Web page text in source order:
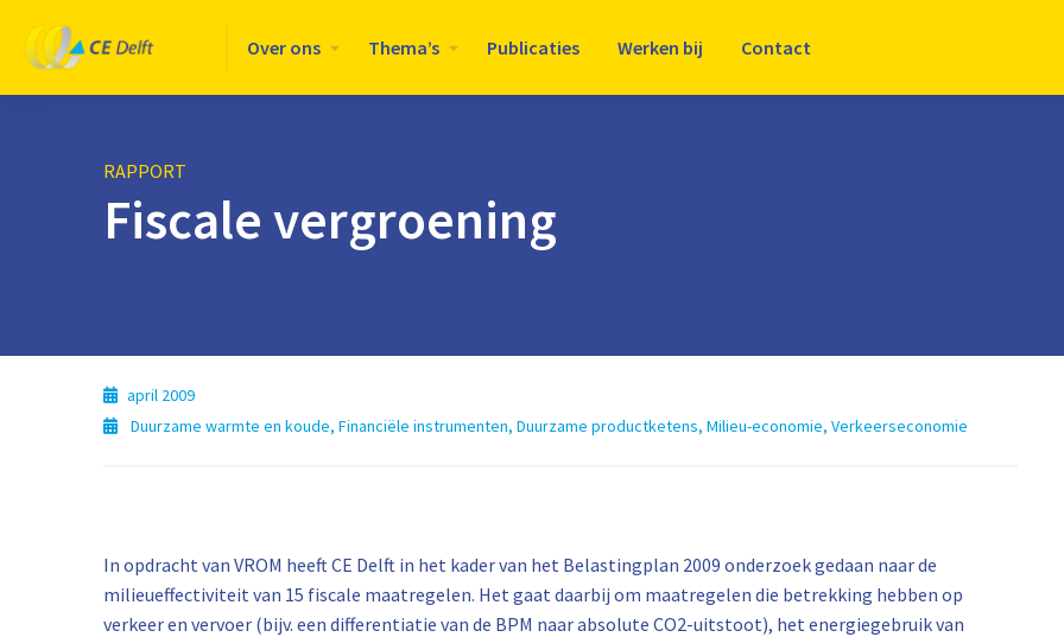
Logo
CE
Delft
Over ons Thema’s Publicaties Werken bij Contact
RAPPORT
Fiscale vergroening
april 2009
Duurzame warmte en koude, Financiële instrumenten, Duurzame productketens, Milieu-economie, Verkeerseconomie
In opdracht van VROM heeft CE Delft in het kader van het Belastingplan 2009 onderzoek gedaan naar de
milieueffectiviteit van 15 fiscale maatregelen. Het gaat daarbij om maatregelen die betrekking hebben op
verkeer en vervoer (bijv. een differentiatie van de BPM naar absolute CO2-uitstoot), het energiegebruik van